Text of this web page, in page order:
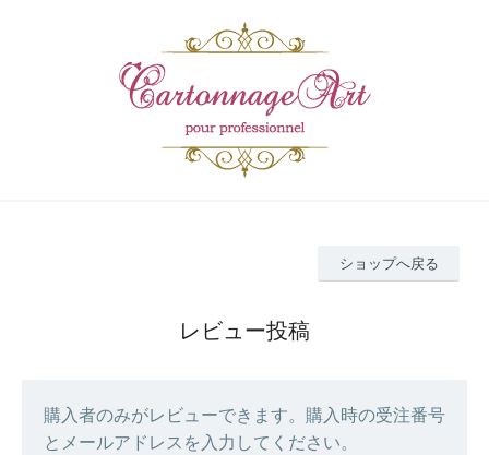
ショップへ戻る
レビュー投稿
購入者のみがレビューできます。購入時の受注番号
とメールアドレスを入力してください。